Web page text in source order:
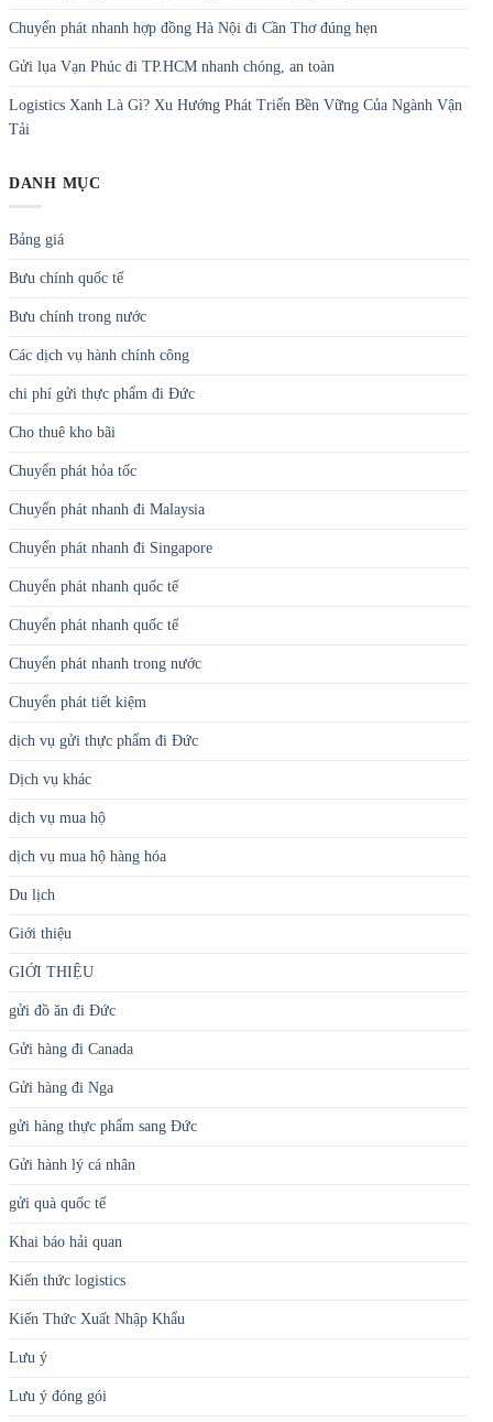
Chuyển phát nhanh hợp đồng Hà Nội đi Cần Thơ đúng hẹn
Gửi lụa Vạn Phúc đi TP.HCM nhanh chóng, an toàn
Logistics Xanh Là Gì? Xu Hướng Phát Triển Bền Vững Của Ngành Vận
Tải
DANH MỤC
Bảng giá
Bưu chính quốc tế
Bưu chính trong nước
Các dịch vụ hành chính công
chi phí gửi thực phẩm đi Đức
Cho thuê kho bãi
Chuyển phát hỏa tốc
Chuyển phát nhanh đi Malaysia
Chuyển phát nhanh đi Singapore
Chuyển phát nhanh quốc tế
Chuyển phát nhanh quốc tế
Chuyển phát nhanh trong nước
Chuyển phát tiết kiệm
dịch vụ gửi thực phẩm đi Đức
Dịch vụ khác
dịch vụ mua hộ
dịch vụ mua hộ hàng hóa
Du lịch
Giới thiệu
GIỚI THIỆU
gửi đồ ăn đi Đức
Gửi hàng đi Canada
Gửi hàng đi Nga
gửi hàng thực phẩm sang Đức
Gửi hành lý cá nhân
gửi quà quốc tế
Khai báo hải quan
Kiến thức logistics
Kiến Thức Xuất Nhập Khẩu
Lưu ý
Lưu ý đóng gói